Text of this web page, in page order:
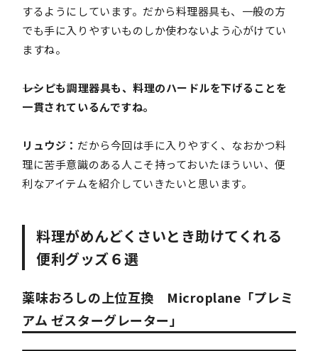
するようにしています。だから料理器具も、一般の方
でも手に入りやすいものしか使わないよう心がけてい
ますね。
――レシピも調理器具も、料理のハードルを下げることを
一貫されているんですね。
リュウジ： だから今回は手に入りやすく、なおかつ料
理に苦手意識のある人こそ持っておいたほういい、便
利なアイテムを紹介していきたいと思います。
料理がめんどくさいとき助けてくれる
便利グッズ６選
薬味おろしの上位互換 Microplane「プレミ
アム ゼスターグレーター」